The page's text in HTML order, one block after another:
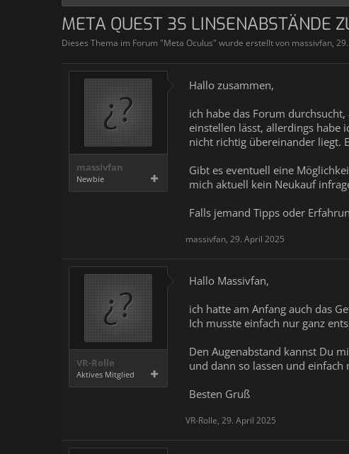
META QUEST 3S LINSENABSTÄNDE
Dieses Thema im Forum "Meta Oculus" wurde erstellt von massivfan,
massivfan
Newbie
Hallo zusammen,
ich habe das Forum
einstellen lässt, allerdings habe
nicht richtig übereinander liegt.
Gibt es eventuell eine
mich aktuell kein Neukauf
Falls jemand Tipps oder
massivfan, 29. April 2025
VR-Rolle
Aktives Mitglied
Hallo Massivfan,
ich hatte am Anfang auch das
Ich musste einfach nur ganz
Den Augenabstand kannst Du
und dann so lassen und einfach
Besten Gruß
VR-Rolle, 29. April 2025